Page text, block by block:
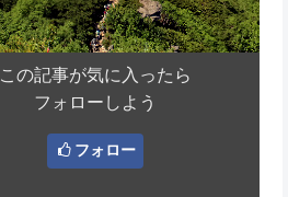
この記事が気に入ったら
フォローしよう
フォロー